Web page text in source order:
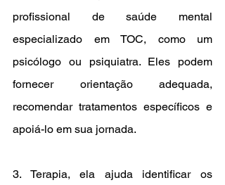
profissional de saúde mental
especializado em TOC, como um
psicólogo ou psiquiatra. Eles podem
fornecer orientação adequada,
recomendar tratamentos específicos e
apoiá-lo em sua jornada.
3. Terapia, ela ajuda identificar os